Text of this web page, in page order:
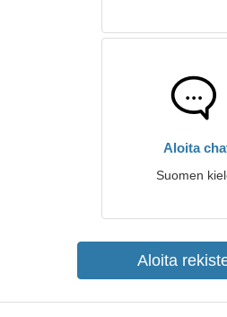
Aloita
Suomen
Aloita